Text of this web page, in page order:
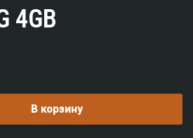
4GB
В корзину